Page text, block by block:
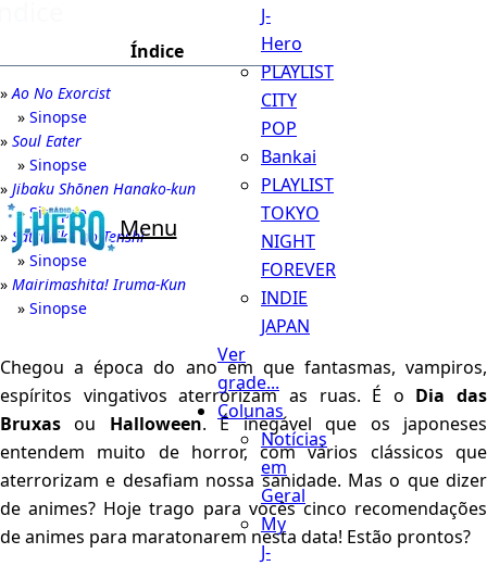
Menu
J-
Hero
PLAYLIST
CITY
POP
Bankai
PLAYLIST
TOKYO
NIGHT
FOREVER
INDIE
JAPAN
Ver
grade...
Colunas
Notícias
em
Geral
My
J-
Índice
Ao No Exorcist
Sinopse
Soul Eater
Sinopse
Jibaku Shōnen Hanako-kun
Sinopse
Satsuriku no Tenshi
Sinopse
Mairimashita! Iruma-Kun
Sinopse
Chegou a época do ano em que fantasmas, vampiros,
espíritos vingativos aterrorizam as ruas. É o Dia das
Bruxas ou Halloween. É inegável que os japoneses
entendem muito de horror, com vários clássicos que
aterrorizam e desafiam nossa sanidade. Mas o que dizer
de animes? Hoje trago para vocês cinco recomendações
de animes para maratonarem nesta data! Estão prontos?